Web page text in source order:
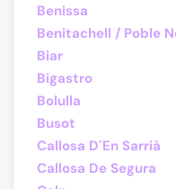
Benissa
Benitachell / Poble
Biar
Bigastro
Bolulla
Busot
Callosa D´En Sarrià
Callosa De Segura